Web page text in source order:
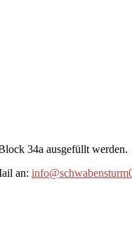
34a ausgefüllt werden.
an: